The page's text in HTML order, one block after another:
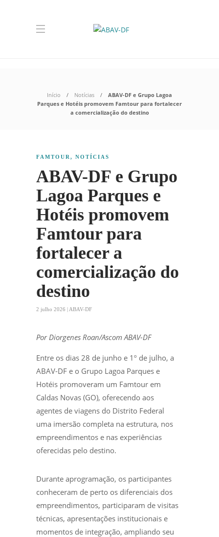
Início Notícias
ABAV-DF e Grupo Lagoa
Parques e Hotéis promovem Famtour para fortalecer
a comercialização do destino
FAMTOUR , NOTÍCIAS
ABAV-DF e Grupo
Lagoa Parques e
Hotéis promovem
Famtour para
fortalecer a
comercialização do
destino
2 julho 2026 | ABAV-DF
Por Diorgenes Roan/Ascom ABAV-DF
Entre os dias 28 de junho e 1º de julho, a
ABAV-DF e o Grupo Lagoa Parques e
Hotéis promoveram um Famtour em
Caldas Novas (GO), oferecendo aos
agentes de viagens do Distrito Federal
uma imersão completa na estrutura, nos
empreendimentos e nas experiências
oferecidas pelo destino.
Durante aprogramação, os participantes
conheceram de perto os diferenciais dos
empreendimentos, participaram de visitas
técnicas, apresentações institucionais e
momentos de integração, ampliando seu